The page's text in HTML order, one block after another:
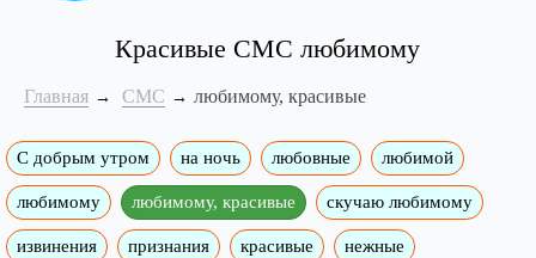
Красивые СМС любимому
Главная СМС любимому, красивые
С добрым утром на ночь любовные любимой
любимому любимому, красивые скучаю любимому
извинения признания красивые нежные